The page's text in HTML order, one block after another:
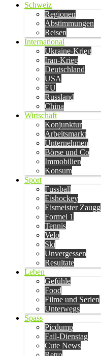
Schweiz
Regionen
Abstimmungen
Reisen
International
Ukraine-Krieg
Iran-Krieg
Deutschland
USA
EU
Russland
China
Wirtschaft
Konjunktur
Arbeitsmarkt
Unternehmen
Börse und Co
Immobilien
Konsum
Sport
Fussball
Eishockey
Eismeister Zaugg
Formel 1
Tennis
Velo
Ski
Unvergessen
Resultate
Leben
Gefühle
Food
Filme und Serien
Unterwegs
Spass
Picdump
Fail-Dienstag
Cute News